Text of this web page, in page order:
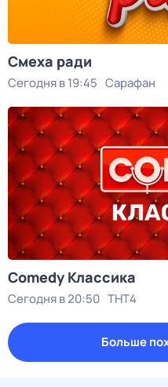
Смеха ради
Сегодня в 19:45 Сарафан
Comedy Классика
Сегодня в 20:50 ТНТ4
Больше